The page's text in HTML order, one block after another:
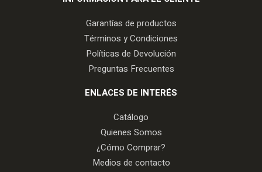
Garantías de productos
Términos y Condiciones
Políticas de Devolución
Preguntas Frecuentes
ENLACES DE INTERÉS
Catálogo
Quienes Somos
¿Cómo Comprar?
Medios de contacto